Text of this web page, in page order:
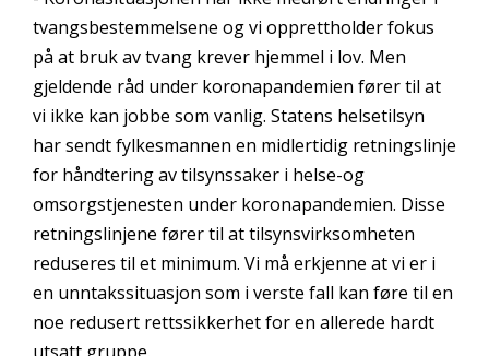
tvangsbestemmelsene og vi opprettholder fokus
på at bruk av tvang krever hjemmel i lov. Men
gjeldende råd under koronapandemien fører til at
vi ikke kan jobbe som vanlig. Statens helsetilsyn
har sendt fylkesmannen en midlertidig retningslinje
for håndtering av tilsynssaker i helse-og
omsorgstjenesten under koronapandemien. Disse
retningslinjene fører til at tilsynsvirksomheten
reduseres til et minimum. Vi må erkjenne at vi er i
en unntakssituasjon som i verste fall kan føre til en
noe redusert rettssikkerhet for en allerede hardt